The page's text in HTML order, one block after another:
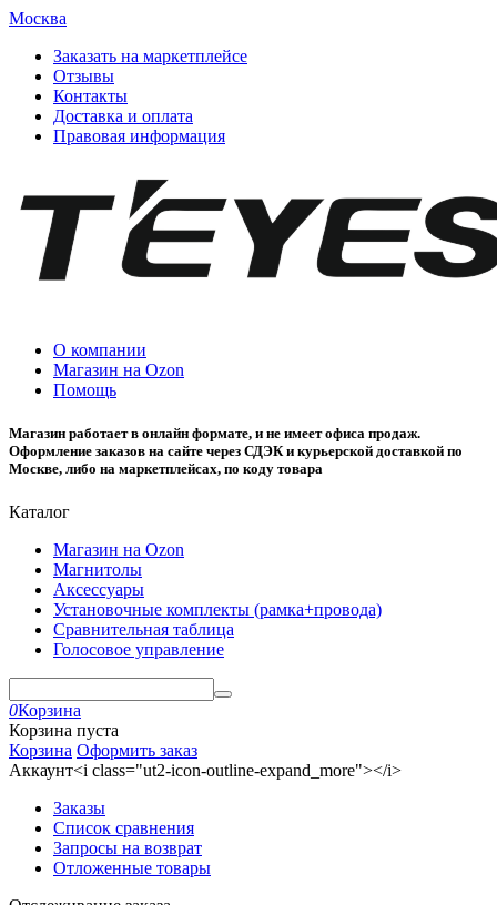
Москва
Заказать на маркетплейсе
Отзывы
Контакты
Доставка и оплата
Правовая информация
О компании
Магазин на Ozon
Помощь
Магазин работает в онлайн формате, и не имеет офиса продаж.
Оформление заказов на сайте через СДЭК и курьерской доставкой по
Москве, либо на маркетплейсах, по коду товара
Каталог
Магазин на Ozon
Магнитолы
Аксессуары
Установочные комплекты (рамка+провода)
Сравнительная таблица
Голосовое управление
0Корзина
Корзина пуста
Корзина Оформить заказ
Аккаунт<i class="ut2-icon-outline-expand_more"></i>
Заказы
Список сравнения
Запросы на возврат
Отложенные товары